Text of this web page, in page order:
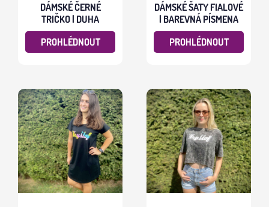
DÁMSKÉ ČERNÉ
TRIČKO | DUHA
PROHLÉDNOUT
DÁMSKÉ ŠATY FIALOVÉ
| BAREVNÁ PÍSMENA
PROHLÉDNOUT